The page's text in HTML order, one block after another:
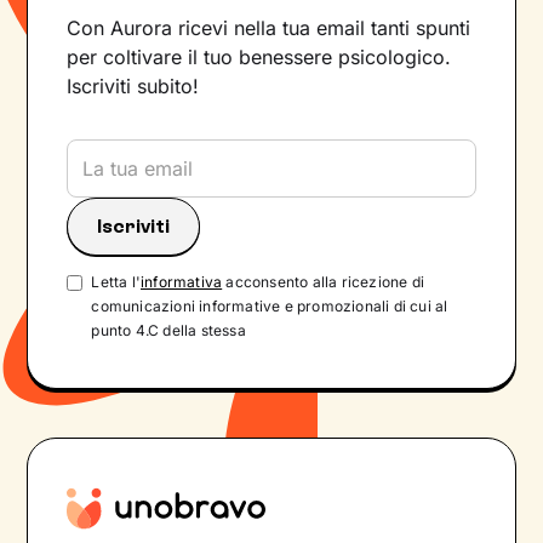
Con Aurora ricevi nella tua email tanti spunti
per coltivare il tuo benessere psicologico.
Iscriviti subito!
Letta l'informativa acconsento alla ricezione di
comunicazioni informative e promozionali di cui al
punto 4.C della stessa